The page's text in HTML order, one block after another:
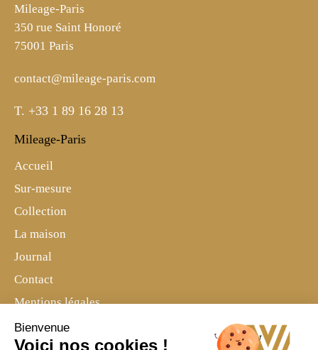
Mileage-Paris
350 rue Saint Honoré
75001 Paris
contact@mileage-paris.com
T. +33 1 89 16 28 13
Mileage-Paris
Accueil
Sur-mesure
Collection
La maison
Journal
Contact
Mentions légales
Politique de confidentialité
Bienvenue
Voici nos cookies !